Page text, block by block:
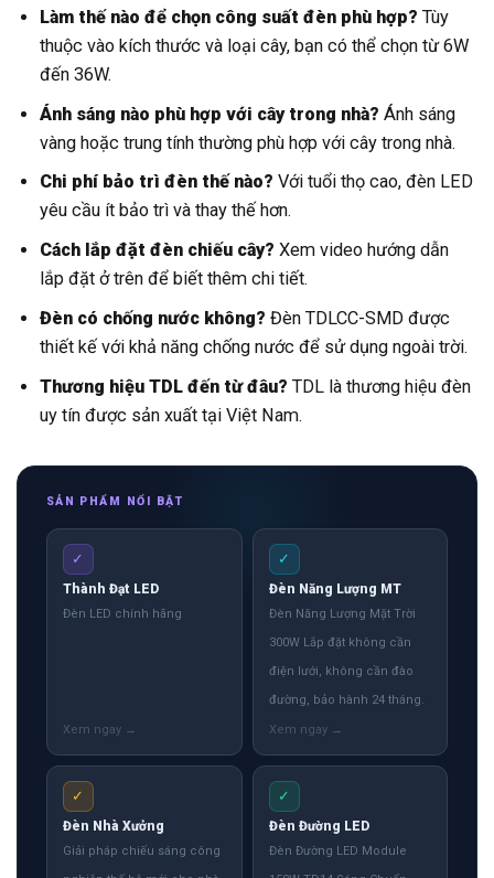
Làm thế nào để chọn công suất đèn phù hợp? Tùy
thuộc vào kích thước và loại cây, bạn có thể chọn từ 6W
đến 36W.
Ánh sáng nào phù hợp với cây trong nhà? Ánh sáng
vàng hoặc trung tính thường phù hợp với cây trong nhà.
Chi phí bảo trì đèn thế nào? Với tuổi thọ cao, đèn LED
yêu cầu ít bảo trì và thay thế hơn.
Cách lắp đặt đèn chiếu cây? Xem video hướng dẫn
lắp đặt ở trên để biết thêm chi tiết.
Đèn có chống nước không? Đèn TDLCC-SMD được
thiết kế với khả năng chống nước để sử dụng ngoài trời.
Thương hiệu TDL đến từ đâu? TDL là thương hiệu đèn
uy tín được sản xuất tại Việt Nam.
SẢN PHẨM NỔI BẬT
✓
Thành Đạt LED
Đèn LED chính hãng
✓
Đèn Năng Lượng MT
Đèn Năng Lượng Mặt Trời
300W Lắp đặt không cần
điện lưới, không cần đào
đường, bảo hành 24 tháng.
✓
Đèn Nhà Xưởng
Giải pháp chiếu sáng công
✓
Đèn Đường LED
Đèn Đường LED Module